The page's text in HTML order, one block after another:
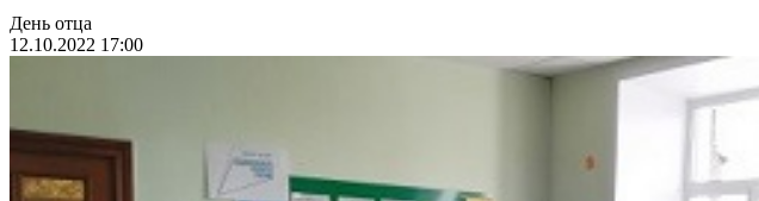
День отца
12.10.2022 17:00